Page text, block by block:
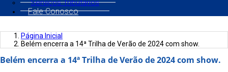
Serviços Tributários
Fale Conosco
Página Inicial
Belém encerra a 14ª Trilha de Verão de 2024 com show.
Belém encerra a 14ª Trilha de Verão de 2024 com show.